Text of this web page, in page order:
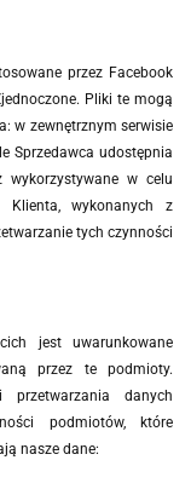
przez Facebook
Pliki te mogą
w zewnętrznym serwisie
Sprzedawca udostępnia
w celu
Klienta, wykonanych z
tych czynności
jest uwarunkowane
przez te podmioty.
danych
podmiotów, które
nasze dane: